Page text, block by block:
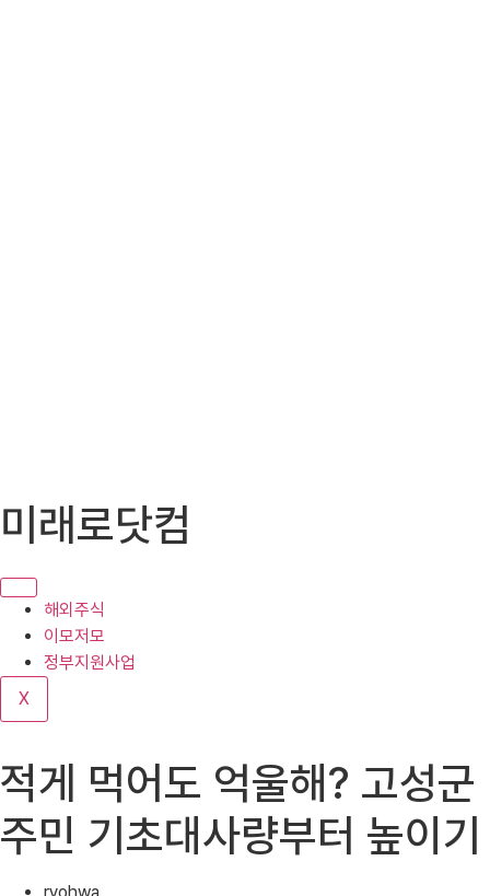
텐
로
기
미래로닷컴
해외주식
이모저모
정부지원사업
X
적게 먹어도 억울해? 고성군
주민 기초대사량부터 높이기